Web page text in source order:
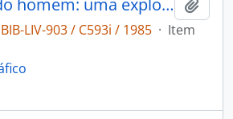
A identidade do homem: uma exploracao arqueologica.
BIB-LIV-903 / C593i / 1985 · Item